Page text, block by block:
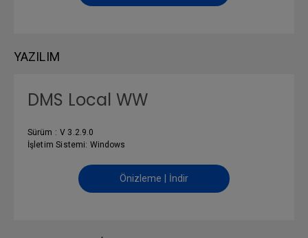
YAZILIM
DMS Local WW
Sürüm : V 3.2.9.0
İşletim Sistemi: Windows
Önizleme | İndir